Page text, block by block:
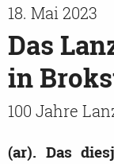
18. Mai 2023
Das
in
100 Jahre
(ar). Das